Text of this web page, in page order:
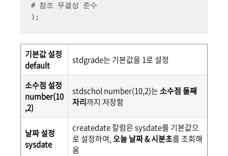
# 참조 무결성 준수
);
기본값 설정
default
stdgrade는 기본값을 1로 설정
소수점 설정
number(10
,2)
stdschol number(10,2)는소수점 둘째
자리까지 저장함
날짜 설정
sysdate
createdate 칼럼은 sysdate를 기본값으
로 설정하여,오늘 날짜 & 시분초를 조회해
옴